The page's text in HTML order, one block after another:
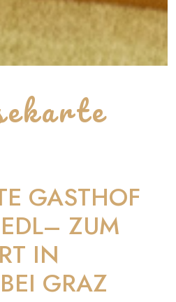
GASTHOF
ZUM
IN
GRAZ